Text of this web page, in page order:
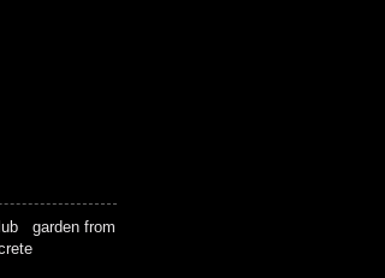
garden from